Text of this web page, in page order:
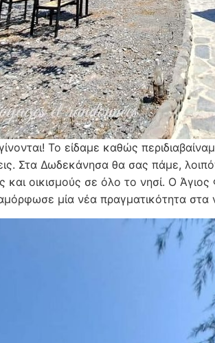
Το είδαμε καθώς
Στα Δωδεκάνησα θα σας πάμε,
και οικισμούς σε όλο το νησί. Ο
μία νέα πραγματικότητα στα